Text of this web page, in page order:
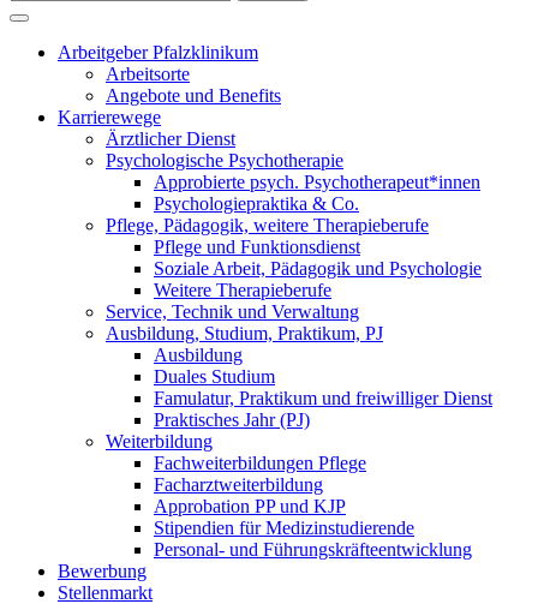
Arbeitgeber Pfalzklinikum
Arbeitsorte
Angebote und Benefits
Karrierewege
Ärztlicher Dienst
Psychologische Psychotherapie
Approbierte psych. Psychotherapeut*innen
Psychologiepraktika & Co.
Pflege, Pädagogik, weitere Therapieberufe
Pflege und Funktionsdienst
Soziale Arbeit, Pädagogik und Psychologie
Weitere Therapieberufe
Service, Technik und Verwaltung
Ausbildung, Studium, Praktikum, PJ
Ausbildung
Duales Studium
Famulatur, Praktikum und freiwilliger Dienst
Praktisches Jahr (PJ)
Weiterbildung
Fachweiterbildungen Pflege
Facharztweiterbildung
Approbation PP und KJP
Stipendien für Medizinstudierende
Personal- und Führungskräfteentwicklung
Bewerbung
Stellenmarkt